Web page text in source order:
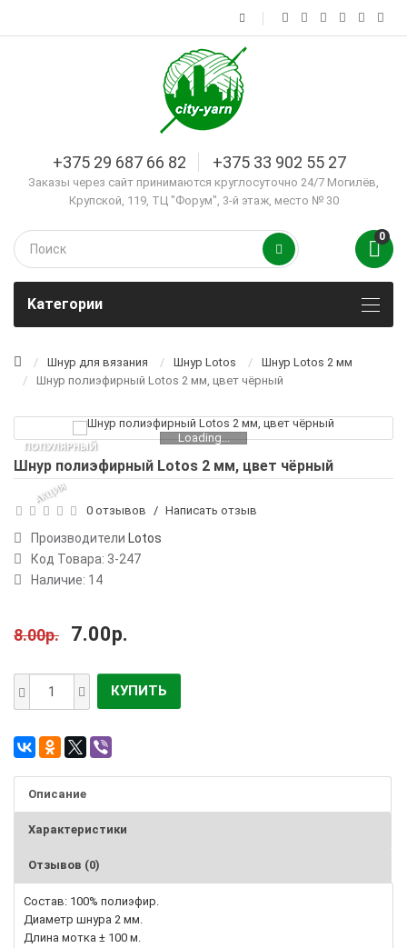
+375 29 687 66 82 +375 33 902 55 27
Заказы через сайт принимаются круглосуточно 24/7 Могилёв,
Крупской, 119, ТЦ "Форум", 3-й этаж, место № 30
0
Kатегории
Шнур для вязания Шнур Lotos
Шнур Lotos 2 мм
Шнур полиэфирный Lotos 2 мм, цвет чёрный
ПОПУЛЯРНЫЙ
АКЦИЯ
Loading...
Шнур полиэфирный Lotos 2 мм, цвет чёрный
0 отзывов / Написать отзыв
Производители Lotos
Код Товара: 3-247
Наличие: 14
8.00р. 7.00р.
КУПИТЬ
Описание
Характеристики
Отзывов (0)
Состав: 100% полиэфир.
Диаметр шнура 2 мм.
Длина мотка ± 100 м.